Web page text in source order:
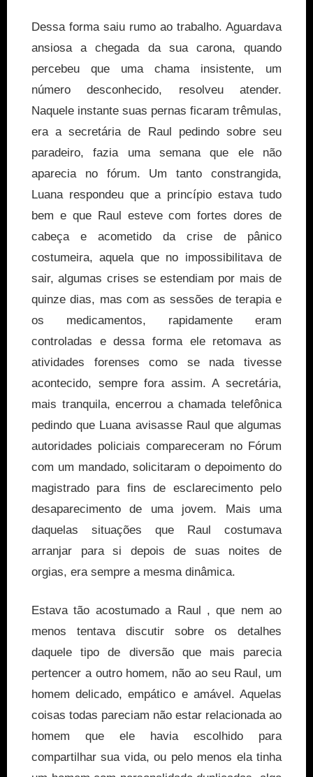
Dessa forma saiu rumo ao trabalho. Aguardava
ansiosa a chegada da sua carona, quando
percebeu que uma chama insistente, um
número desconhecido, resolveu atender.
Naquele instante suas pernas ficaram trêmulas,
era a secretária de Raul pedindo sobre seu
paradeiro, fazia uma semana que ele não
aparecia no fórum. Um tanto constrangida,
Luana respondeu que a princípio estava tudo
bem e que Raul esteve com fortes dores de
cabeça e acometido da crise de pânico
costumeira, aquela que no impossibilitava de
sair, algumas crises se estendiam por mais de
quinze dias, mas com as sessões de terapia e
os medicamentos, rapidamente eram
controladas e dessa forma ele retomava as
atividades forenses como se nada tivesse
acontecido, sempre fora assim. A secretária,
mais tranquila, encerrou a chamada telefônica
pedindo que Luana avisasse Raul que algumas
autoridades policiais compareceram no Fórum
com um mandado, solicitaram o depoimento do
magistrado para fins de esclarecimento pelo
desaparecimento de uma jovem. Mais uma
daquelas situações que Raul costumava
arranjar para si depois de suas noites de
orgias, era sempre a mesma dinâmica.
Estava tão acostumado a Raul , que nem ao
menos tentava discutir sobre os detalhes
daquele tipo de diversão que mais parecia
pertencer a outro homem, não ao seu Raul, um
homem delicado, empático e amável. Aquelas
coisas todas pareciam não estar relacionada ao
homem que ele havia escolhido para
compartilhar sua vida, ou pelo menos ela tinha